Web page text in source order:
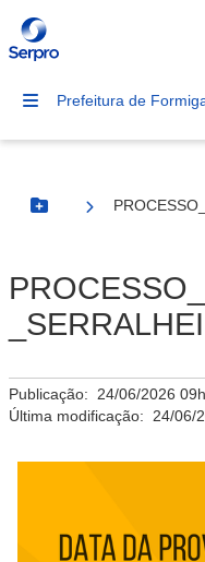
Prefeitura de
Botão Menu
Publicação: 24/06/2026
Última modificação: 24/06/